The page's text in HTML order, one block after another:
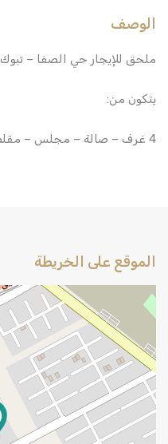
الوصف
ملحق للإيجار حي الصفا – تبوك
يتكون من:
4 غرف – صالة – مجلس – مقلط – 2 دورات مياه – مطبخ راكب
الموقع على الخريطة